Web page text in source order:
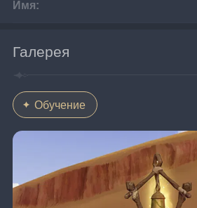
Имя:
Галерея
Обучение